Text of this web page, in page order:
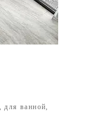
для ванной,